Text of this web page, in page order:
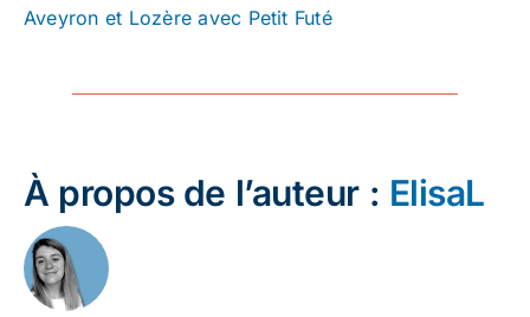
Aveyron et Lozère avec Petit Futé
À propos de l’auteur : ElisaL